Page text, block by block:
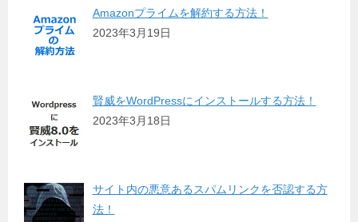
Amazonプライムを解約する方法！
2023年3月19日
賢威をWordPressにインストールする方法！
2023年3月18日
サイト内の悪意あるスパムリンクを否認する方
法！